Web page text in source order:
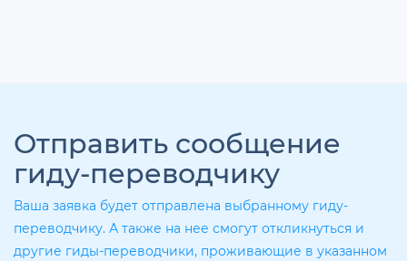
Отправить сообщение
гиду-переводчику
Ваша заявка будет отправлена выбранному гиду-
переводчику. А также на нее смогут откликнуться и
другие гиды-переводчики, проживающие в указанном